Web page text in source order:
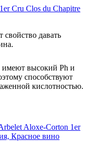
давать
имеют высокий Ph и
способствуют
кислотностью.
Aloxe-Corton 1er
Красное вино